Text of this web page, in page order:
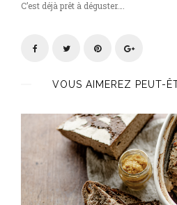
C’est déjà prêt à déguster….
VOUS AIMEREZ PEUT-